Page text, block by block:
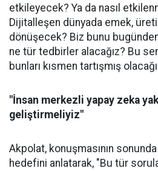
etkileyecek? Ya da nasıl
Dijitalleşen dünyada emek,
dönüşecek? Biz bunu
ne tür tedbirler alacağız? Bu
bunları kısmen tartışmış
"İnsan merkezli yapay zeka
geliştirmeliyiz"
Akpolat, konuşmasının
hedefini anlatarak, "Bu tür